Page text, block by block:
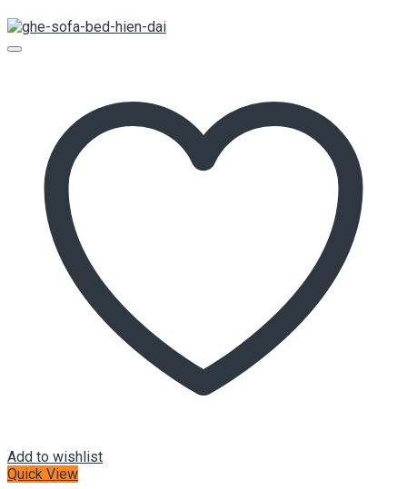
Add to wishlist
Quick View